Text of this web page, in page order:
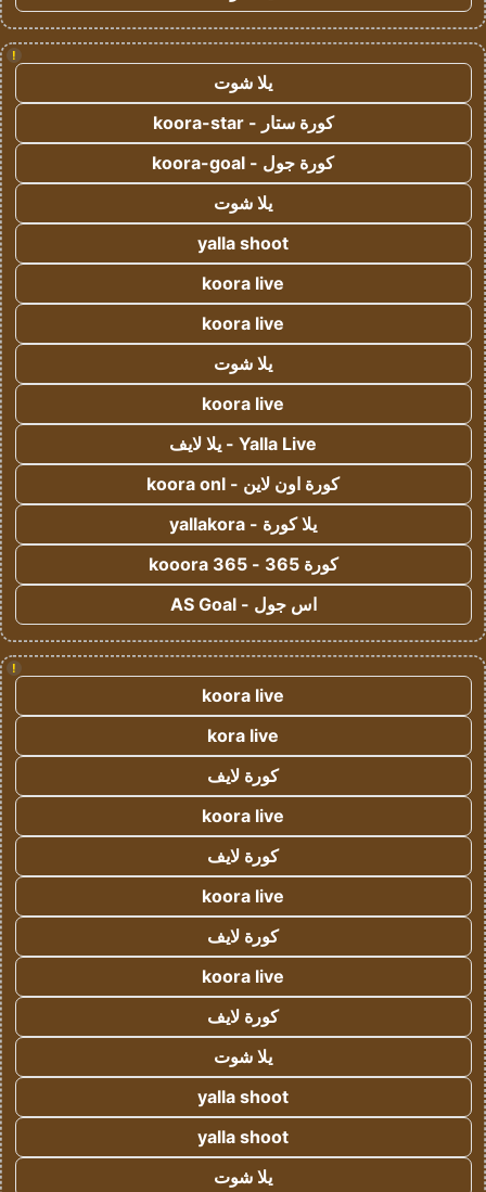
!
يلا شوت
كورة ستار - koora-star
كورة جول - koora-goal
يلا شوت
yalla shoot
koora live
koora live
يلا شوت
koora live
Yalla Live - يلا لايف
كورة اون لاين - koora onl
يلا كورة - yallakora
كورة 365 - kooora 365
اس جول - AS Goal
!
koora live
kora live
كورة لايف
koora live
كورة لايف
koora live
كورة لايف
koora live
كورة لايف
يلا شوت
yalla shoot
yalla shoot
يلا شوت